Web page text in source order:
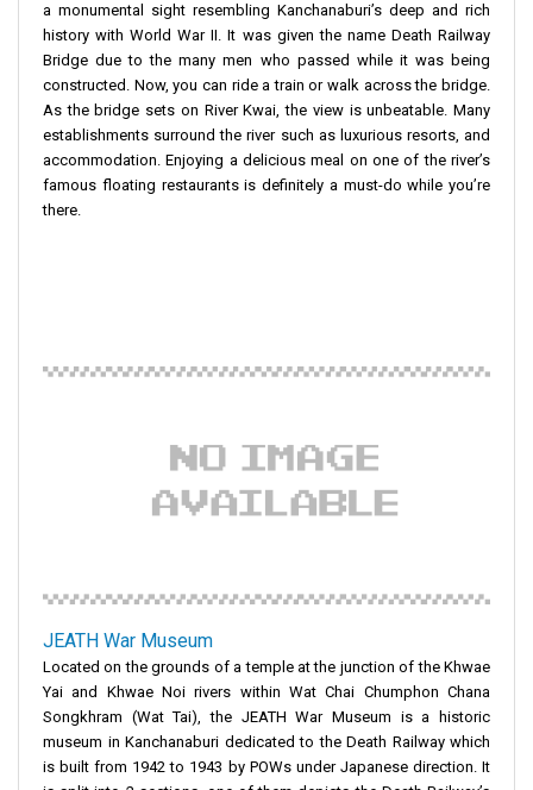
a monumental sight resembling Kanchanaburi’s deep and rich
history with World War II. It was given the name Death Railway
Bridge due to the many men who passed while it was being
constructed. Now, you can ride a train or walk across the bridge.
As the bridge sets on River Kwai, the view is unbeatable. Many
establishments surround the river such as luxurious resorts, and
accommodation. Enjoying a delicious meal on one of the river’s
famous floating restaurants is definitely a must-do while you’re
there.
JEATH War Museum
Located on the grounds of a temple at the junction of the Khwae
Yai and Khwae Noi rivers within Wat Chai Chumphon Chana
Songkhram (Wat Tai), the JEATH War Museum is a historic
museum in Kanchanaburi dedicated to the Death Railway which
is built from 1942 to 1943 by POWs under Japanese direction. It